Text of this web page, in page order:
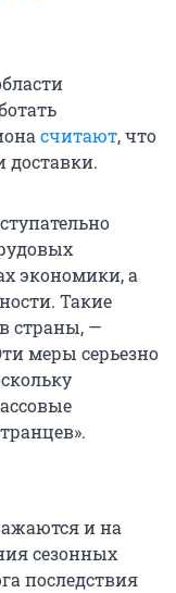
считают, что
доставки.
экономики, а
Такие
страны, —
меры серьезно
и на
сезонных
последствия